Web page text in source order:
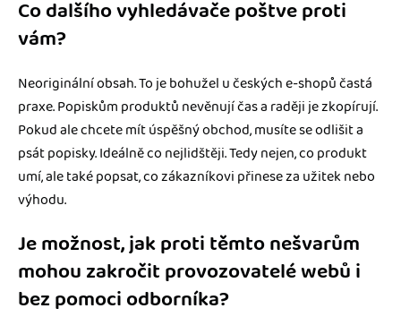
Co dalšího vyhledávače poštve proti
vám?
Neoriginální obsah. To je bohužel u českých e-shopů častá
praxe. Popiskům produktů nevěnují čas a raději je zkopírují.
Pokud ale chcete mít úspěšný obchod, musíte se odlišit a
psát popisky. Ideálně co nejlidštěji. Tedy nejen, co produkt
umí, ale také popsat, co zákazníkovi přinese za užitek nebo
výhodu.
Je možnost, jak proti těmto nešvarům
mohou zakročit provozovatelé webů i
bez pomoci odborníka?